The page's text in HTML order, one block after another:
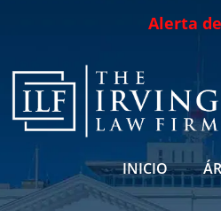
Alerta
INICIO